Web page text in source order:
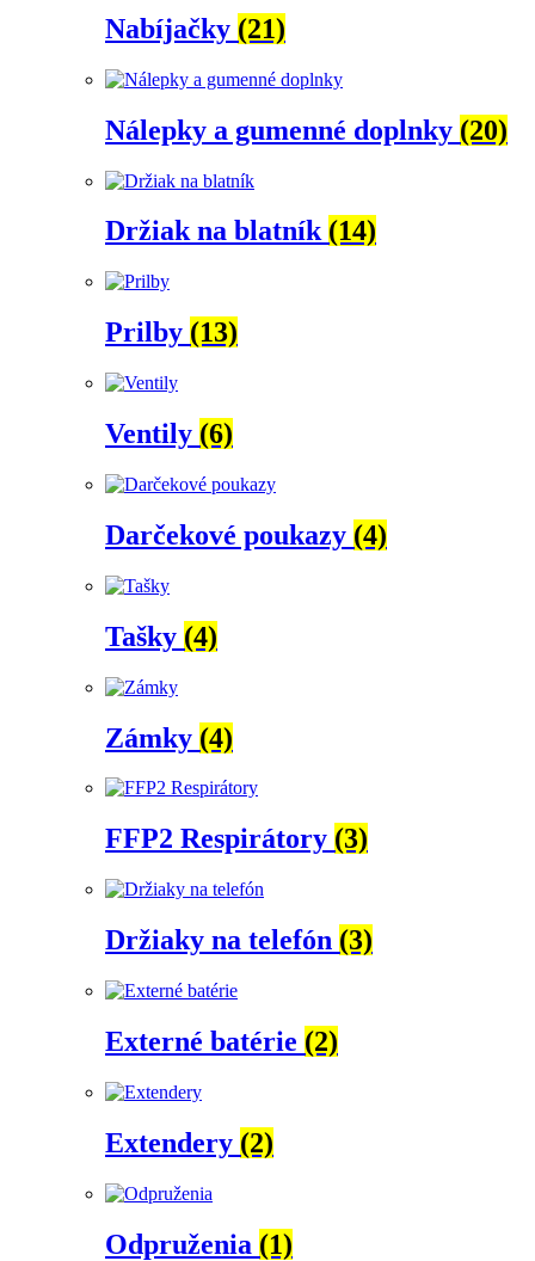
Nabíjačky (21)
Nálepky a gumenné doplnky (20)
Držiak na blatník (14)
Prilby (13)
Ventily (6)
Darčekové poukazy (4)
Tašky (4)
Zámky (4)
FFP2 Respirátory (3)
Držiaky na telefón (3)
Externé batérie (2)
Extendery (2)
Odpruženia (1)